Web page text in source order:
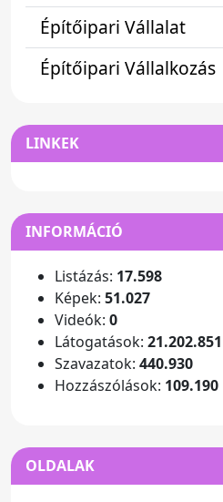
Építőipari Vállalat
Építőipari Vállalkozás
LINKEK
INFORMÁCIÓ
Listázás: 17.598
Képek: 51.027
Videók: 0
Látogatások: 21.202.851
Szavazatok: 440.930
Hozzászólások: 109.190
OLDALAK